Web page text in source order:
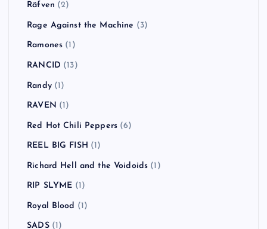
Räfven (2)
Rage Against the Machine (3)
Ramones (1)
RANCID (13)
Randy(1)
RAVEN (1)
Red Hot Chili Peppers (6)
REEL BIG FISH (1)
Richard Hell and the Voidoids (1)
RIP SLYME (1)
Royal Blood (1)
SADS(1)